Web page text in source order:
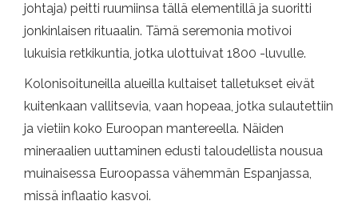
johtaja) peitti ruumiinsa tällä elementillä ja suoritti
jonkinlaisen rituaalin. Tämä seremonia motivoi
lukuisia retkikuntia, jotka ulottuivat 1800 -luvulle.
Kolonisoituneilla alueilla kultaiset talletukset eivät
kuitenkaan vallitsevia, vaan hopeaa, jotka sulautettiin
ja vietiin koko Euroopan mantereella. Näiden
mineraalien uuttaminen edusti taloudellista nousua
muinaisessa Euroopassa vähemmän Espanjassa,
missä inflaatio kasvoi.